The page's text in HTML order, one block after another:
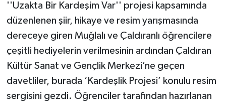
''Uzakta Bir Kardeşim Var'' projesi kapsamında
düzenlenen şiir, hikaye ve resim yarışmasında
dereceye giren Muğlalı ve Çaldıranlı öğrencilere
çeşitli hediyelerin verilmesinin ardından Çaldıran
Kültür Sanat ve Gençlik Merkezi’ne geçen
davetliler, burada ‘Kardeşlik Projesi’ konulu resim
sergisini gezdi. Öğrenciler tarafından hazırlanan